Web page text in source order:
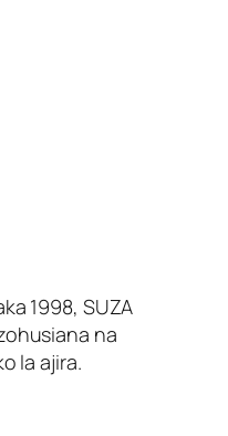
1998, SUZA
na
la ajira.